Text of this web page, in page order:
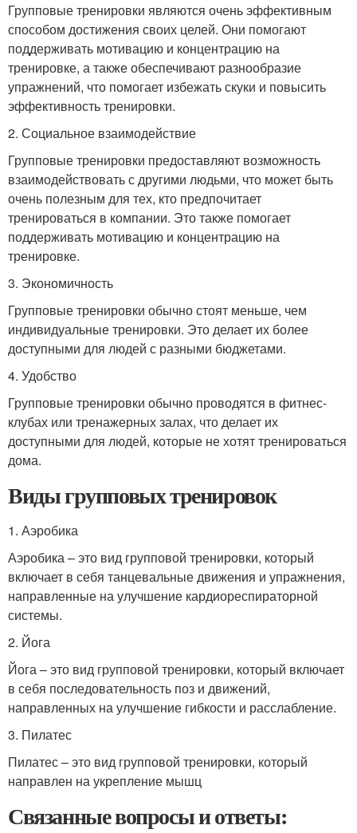
Групповые тренировки являются очень эффективным
способом достижения своих целей. Они помогают
поддерживать мотивацию и концентрацию на
тренировке, а также обеспечивают разнообразие
упражнений, что помогает избежать скуки и повысить
эффективность тренировки.
2. Социальное взаимодействие
Групповые тренировки предоставляют возможность
взаимодействовать с другими людьми, что может быть
очень полезным для тех, кто предпочитает
тренироваться в компании. Это также помогает
поддерживать мотивацию и концентрацию на
тренировке.
3. Экономичность
Групповые тренировки обычно стоят меньше, чем
индивидуальные тренировки. Это делает их более
доступными для людей с разными бюджетами.
4. Удобство
Групповые тренировки обычно проводятся в фитнес-
клубах или тренажерных залах, что делает их
доступными для людей, которые не хотят тренироваться
дома.
Виды групповых тренировок
1. Аэробика
Аэробика – это вид групповой тренировки, который
включает в себя танцевальные движения и упражнения,
направленные на улучшение кардиореспираторной
системы.
2. Йога
Йога – это вид групповой тренировки, который включает
в себя последовательность поз и движений,
направленных на улучшение гибкости и расслабление.
3. Пилатес
Пилатес – это вид групповой тренировки, который
направлен на укрепление мышц
Связанные вопросы и ответы: